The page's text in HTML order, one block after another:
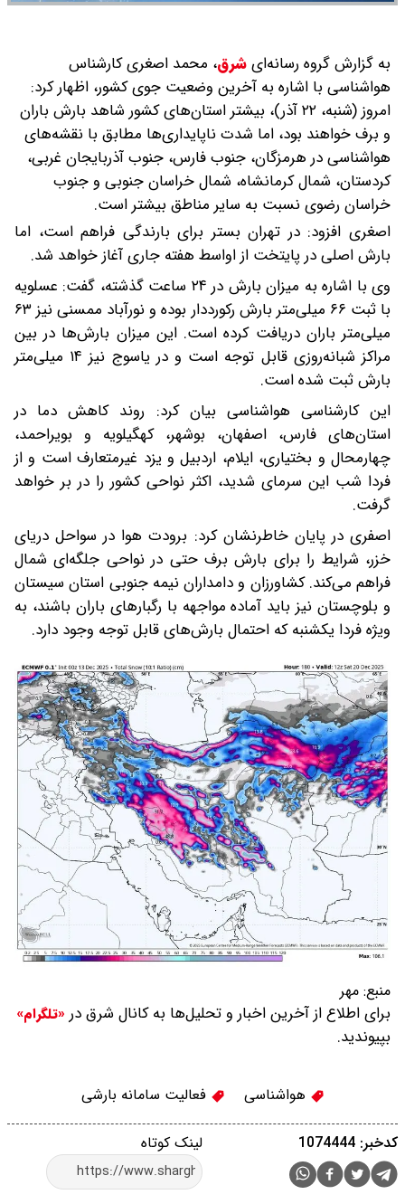
به گزارش گروه رسانه‌ایشرق، محمد اصغری کارشناس
هواشناسی با اشاره به آخرین وضعیت جوی کشور، اظهار کرد:
امروز (شنبه، ۲۲ آذر)، بیشتر استان‌های کشور شاهد بارش باران
و برف خواهند بود، اما شدت ناپایداری‌ها مطابق با نقشه‌های
هواشناسی در هرمزگان، جنوب فارس، جنوب آذربایجان غربی،
کردستان، شمال کرمانشاه، شمال خراسان جنوبی و جنوب
خراسان رضوی نسبت به سایر مناطق بیشتر است.
اصغری افزود: در تهران بستر برای بارندگی فراهم است، اما
بارش اصلی در پایتخت از اواسط هفته جاری آغاز خواهد شد.
وی با اشاره به میزان بارش در ۲۴ ساعت گذشته، گفت: عسلویه
با ثبت ۶۶ میلی‌متر بارش رکورددار بوده و نورآباد ممسنی نیز ۶۳
میلی‌متر باران دریافت کرده است. این میزان بارش‌ها در بین
مراکز شبانه‌روزی قابل توجه است و در یاسوج نیز ۱۴ میلی‌متر
بارش ثبت شده است.
این کارشناسی هواشناسی بیان کرد: روند کاهش دما در
استان‌های فارس، اصفهان، بوشهر، کهگیلویه و بویراحمد،
چهارمحال و بختیاری، ایلام، اردبیل و یزد غیرمتعارف است و از
فردا شب این سرمای شدید، اکثر نواحی کشور را در بر خواهد
گرفت.
اصفری در پایان خاطرنشان کرد: برودت هوا در سواحل دریای
خزر، شرایط را برای بارش برف حتی در نواحی جلگه‌ای شمال
فراهم می‌کند. کشاورزان و دامداران نیمه جنوبی استان سیستان
و بلوچستان نیز باید آماده مواجهه با رگبارهای باران باشند، به
ویژه فردا یکشنبه که احتمال بارش‌های قابل توجه وجود دارد.
منبع: مهر
برای اطلاع از آخرین اخبار و تحلیل‌ها به کانال شرق در «تلگرام»
بپیوندید.
هواشناسی فعالیت سامانه بارشی
لینک کوتاه کدخبر: 1074444